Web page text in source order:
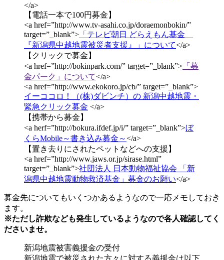
</a>
【電話一本で100円募金】
<a href=”http://www.tv-asahi.co.jp/doraemonbokin/”
target=”_blank”> 「テレビ朝日 どらえもん基金
『新潟県中越地震被災者支援』」について</a>
【クリックで募金】
<a href=”http://bokinpark.com/” target=”_blank”> 「募
金パーク」について</a>
<a href=”http://www.ekokoro.jp/cb/” target=”_blank”>
イーココロ！（(株)ダビンチ）の 新潟中越地震・
緊急クリック募金 </a>
【携帯から募金】
<a herf=”http://bokura.ifdef.jp/i/” target=”_blank”>ぼ
くらMobile～書き込み募金～</a>
【置き去りにされたペットなどへの支援】
<a href=”http://www.jaws.or.jp/sirase.html”
target=”_blank”>社団法人 日本動物福祉協会 「新
潟県中越地震動物救済基金」募金のお願い</a>
募金先についてもいくつかあるようなので一応メモしておき
ます。
※ただし詐欺なども発生しているようなので各人確認してく
ださいませ。
新潟地震被害義援金の受付
新潟地震で被災された方々に対する義援金は以下